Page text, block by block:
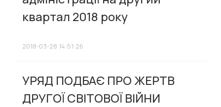
квартал 2018 року
2018-03-28 14:51:26
УРЯД ПОДБАЄ ПРО ЖЕРТВ
ДРУГОЇ СВІТОВОЇ ВІЙНИ